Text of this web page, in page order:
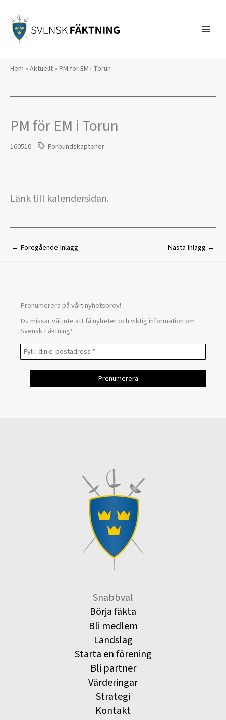
innehåll
Hem » Aktuellt» PM för EM i Torun
PM för EM i Torun
160510 Förbundskaptener
Länk till kalendersidan.
← Föregående Inlägg Nästa Inlägg →
Prenumerera på vårt nyhetsbrev!
Du missar väl inte att få nyheter och viktig information om
Svensk Fäktning?
Snabbval
Börja fäkta
Bli medlem
Landslag
Starta en förening
Bli partner
Värderingar
Strategi
Kontakt